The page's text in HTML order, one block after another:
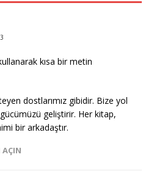
kısa bir metin
dostlarımız gibidir. Bize yol
geliştirir. Her kitap,
bir arkadaştır.